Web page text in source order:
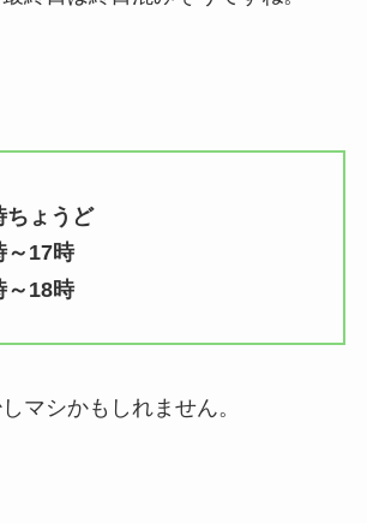
ちょうど
～17時
～18時
マシかもしれません。